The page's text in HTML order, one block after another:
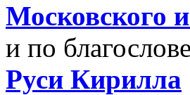
Московского
и по
Руси Кирилла